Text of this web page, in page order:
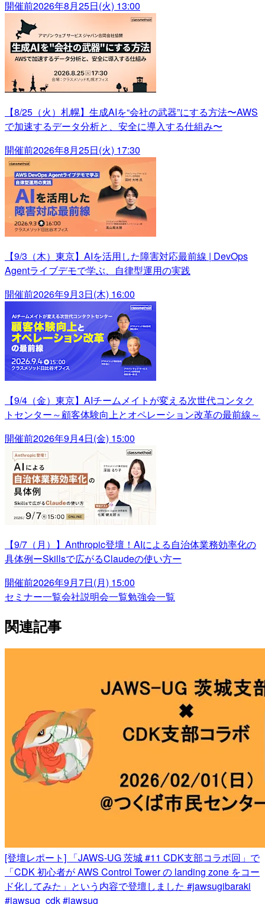
開催前2026年8月25日(火) 13:00
【8/25（火）札幌】生成AIを“会社の武器”にする方法〜AWS
で加速するデータ分析と、安全に導入する仕組み〜
開催前2026年8月25日(火) 17:30
【9/3（木）東京】AIを活用した障害対応最前線 | DevOps
Agentライブデモで学ぶ、自律型運用の実践
開催前2026年9月3日(木) 16:00
【9/4（金）東京】AIチームメイトが変える次世代コンタク
トセンター～顧客体験向上とオペレーション改革の最前線～
開催前2026年9月4日(金) 15:00
【9/7（月）】Anthropic登壇！AIによる自治体業務効率化の
具体例ーSkillsで広がるClaudeの使い方ー
開催前2026年9月7日(月) 15:00
セミナー一覧会社説明会一覧勉強会一覧
関連記事
[登壇レポート] 「JAWS-UG 茨城 #11 CDK支部コラボ回」で
「CDK 初心者が AWS Control Tower の landing zone をコー
ド化してみた」という内容で登壇しました #jawsugibaraki
#jawsug_cdk #jawsug